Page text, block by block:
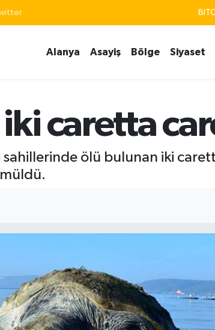
Alanya Asayiş Bölge Siyaset
iki caretta
sahillerinde ölü bulunan iki